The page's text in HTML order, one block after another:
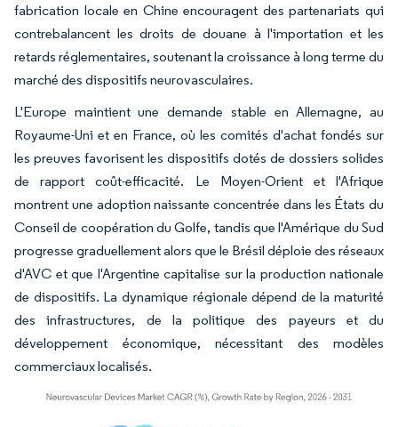
fabrication locale en Chine encouragent des partenariats qui
contrebalancent les droits de douane à l'importation et les
retards réglementaires, soutenant la croissance à long terme du
marché des dispositifs neurovasculaires.
L'Europe maintient une demande stable en Allemagne, au
Royaume-Uni et en France, où les comités d'achat fondés sur
les preuves favorisent les dispositifs dotés de dossiers solides
de rapport coût-efficacité. Le Moyen-Orient et l'Afrique
montrent une adoption naissante concentrée dans les États du
Conseil de coopération du Golfe, tandis que l'Amérique du Sud
progresse graduellement alors que le Brésil déploie des réseaux
d'AVC et que l'Argentine capitalise sur la production nationale
de dispositifs. La dynamique régionale dépend de la maturité
des infrastructures, de la politique des payeurs et du
développement économique, nécessitant des modèles
commerciaux localisés.